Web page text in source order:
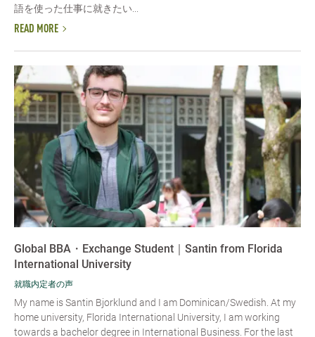
語を使った仕事に就きたい...
READ MORE
Global BBA・Exchange Student｜Santin from Florida
International University
就職内定者の声
My name is Santin Bjorklund and I am Dominican/Swedish. At my
home university, Florida International University, I am working
towards a bachelor degree in International Business. For the last